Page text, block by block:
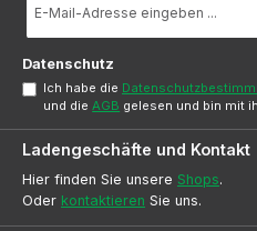
Mail-
Datenschutz
Ich habe die
und dieAGB gelesen und bin mit
Ladengeschäfte und Kontakt
Hier finden Sie unsere Shops.
Oder kontaktieren Sie uns.